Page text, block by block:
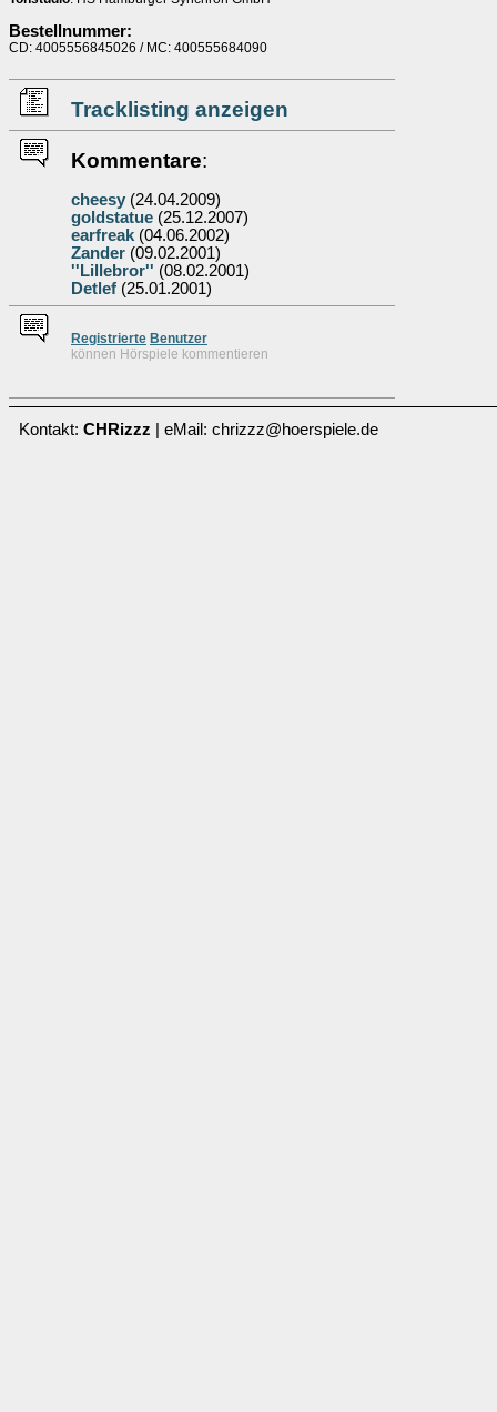
Bestellnummer:
CD: 4005556845026 / MC: 400555684090
Tracklisting anzeigen
Kommentare:
cheesy (24.04.2009)
goldstatue (25.12.2007)
earfreak (04.06.2002)
Zander (09.02.2001)
''Lillebror'' (08.02.2001)
Detlef (25.01.2001)
Registrierte Benutzer
können Hörspiele kommentieren
Kontakt: CHRizzz | eMail: chrizzz@hoerspiele.de